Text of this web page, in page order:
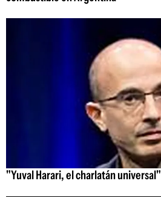
"Yuval Harari, el charlatán universal"